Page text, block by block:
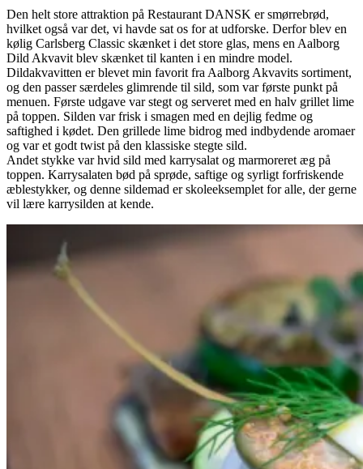
Den helt store attraktion på Restaurant DANSK er smørrebrød,
hvilket også var det, vi havde sat os for at udforske. Derfor blev en
kølig Carlsberg Classic skænket i det store glas, mens en Aalborg
Dild Akvavit blev skænket til kanten i en mindre model.
Dildakvavitten er blevet min favorit fra Aalborg Akvavits sortiment,
og den passer særdeles glimrende til sild, som var første punkt på
menuen. Første udgave var stegt og serveret med en halv grillet lime
på toppen. Silden var frisk i smagen med en dejlig fedme og
saftighed i kødet. Den grillede lime bidrog med indbydende aromaer
og var et godt twist på den klassiske stegte sild.
Andet stykke var hvid sild med karrysalat og marmoreret æg på
toppen. Karrysalaten bød på sprøde, saftige og syrligt forfriskende
æblestykker, og denne sildemad er skoleeksemplet for alle, der gerne
vil lære karrysilden at kende.